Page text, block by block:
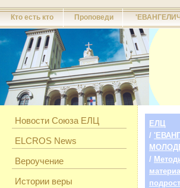
Кто есть кто Проповеди
Новости Союза ЕЛЦ
ELCROS News
Вероучение
Истории веры
ЕЛЦ
/
/